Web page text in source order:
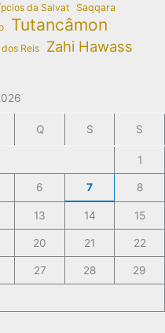
da Salvat
Saqqara
Tutancâmon
Reis Zahi Hawass
Q S S
1
6 7 8
13 14 15
20 21 22
27 28 29